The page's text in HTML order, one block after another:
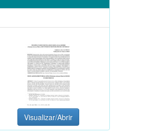
Visualizar/Abrir